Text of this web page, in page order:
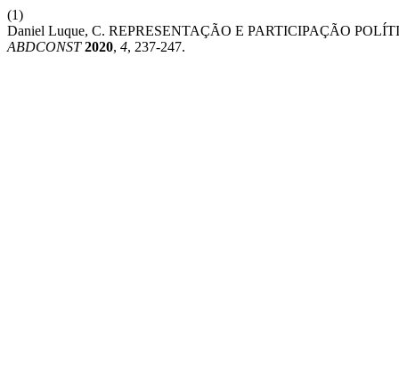
(1)
Daniel Luque, C. REPRESENTAÇÃO E PARTICIPAÇÃO
ABDCONST 2020, 4, 237-247.